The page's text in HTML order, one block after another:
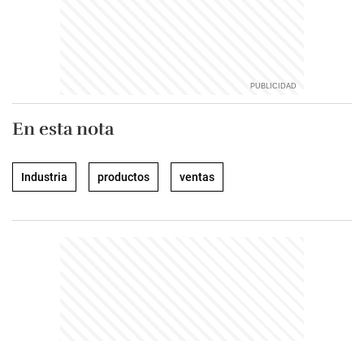
En esta nota
Industria productos ventas